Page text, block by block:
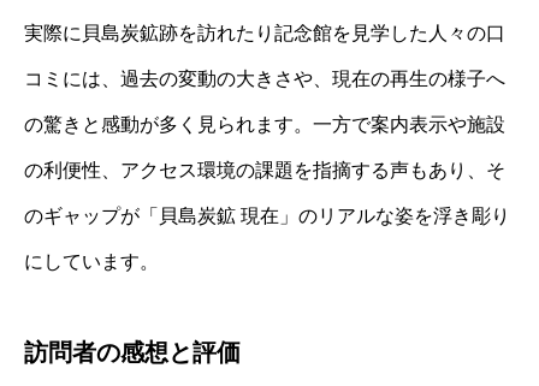
実際に貝島炭鉱跡を訪れたり記念館を見学した人々の口
コミには、過去の変動の大きさや、現在の再生の様子へ
の驚きと感動が多く見られます。一方で案内表示や施設
の利便性、アクセス環境の課題を指摘する声もあり、そ
のギャップが「貝島炭鉱 現在」のリアルな姿を浮き彫り
にしています。
訪問者の感想と評価